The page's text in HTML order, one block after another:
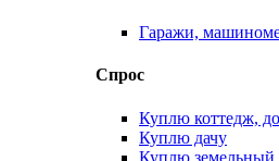
Гаражи,
Спрос
Куплю коттедж,
Куплю дачу
Куплю земельный